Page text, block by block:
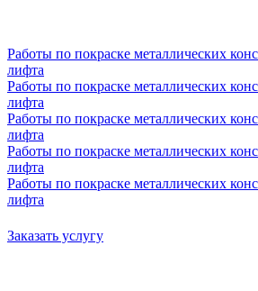
Работы по покраске металлических
лифта
Работы по покраске металлических
лифта
Работы по покраске металлических
лифта
Работы по покраске металлических
лифта
Работы по покраске металлических
лифта
Заказать услугу